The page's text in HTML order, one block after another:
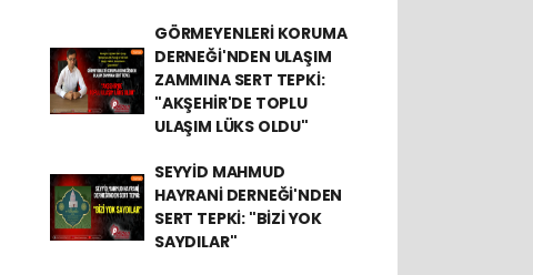
GÖRMEYENLERİ KORUMA
DERNEĞİ'NDEN ULAŞIM
ZAMMINA SERT TEPKİ:
"AKŞEHİR'DE TOPLU
ULAŞIM LÜKS OLDU"
SEYYİD MAHMUD
HAYRANİ DERNEĞİ'NDEN
SERT TEPKİ: "BİZİ YOK
SAYDILAR"